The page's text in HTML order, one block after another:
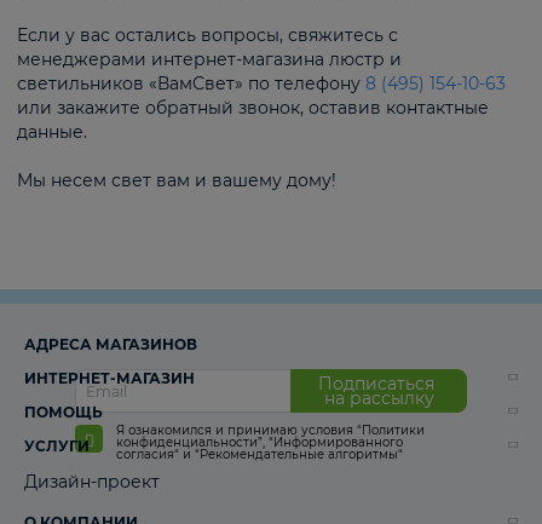
Если у вас остались вопросы, свяжитесь с
менеджерами интернет-магазина люстр и
светильников «ВамСвет» по телефону 8 (495) 154-10-63
или закажите обратный звонок, оставив контактные
данные.
Мы несем свет вам и вашему дому!
Подписаться
на рассылку
Я ознакомился и принимаю условия “Политики
конфиденциальности”, “Информированного
согласия“ и “Рекомендательные алгоритмы“
АДРЕСА МАГАЗИНОВ
ИНТЕРНЕТ-МАГАЗИН
ПОМОЩЬ
УСЛУГИ
Дизайн-проект